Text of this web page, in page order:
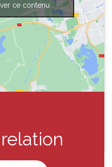
ce contenu